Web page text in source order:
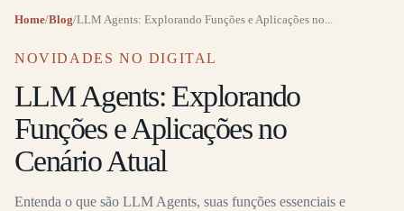
Home/Blog/LLM Agents: Explorando Funções e Aplicações no...
NOVIDADES NO DIGITAL
LLM Agents: Explorando
Funções e Aplicações no
Cenário Atual
Entenda o que são LLM Agents, suas funções essenciais e